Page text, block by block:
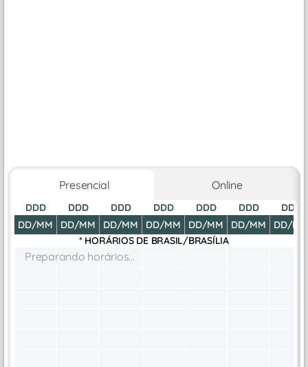
Presencial Online
DDD
DD/MM
DDD
DD/MM
DDD
DD/MM
DDD
DD/MM
DDD
DD/MM
DDD
DD/MM
DDD
DD/MM
* HORÁRIOS DE BRASIL/BRASÍLIA
Preparando horários...